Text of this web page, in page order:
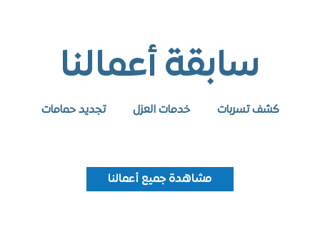
سابقة أعمالنا
كشف تسربات خدمات العزل تجديد حمامات
مشاهدة جميع أعمالنا